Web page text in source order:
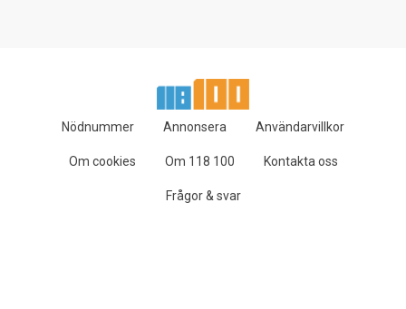
Nödnummer Annonsera Användarvillkor
Om cookies Om 118 100 Kontakta oss
Frågor & svar